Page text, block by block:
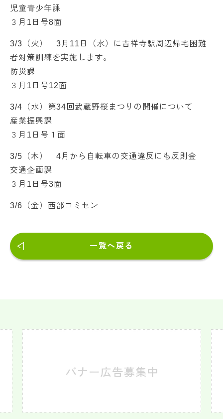
児童青少年課
３月1日号8面
3/3（火） 3月11日（水）に吉祥寺駅周辺帰宅困難
者対策訓練を実施します。
防災課
３月1日号12面
3/4（水）第34回武蔵野桜まつりの開催について
産業振興課
３月1日号１面
3/5（木） 4月から自転車の交通違反にも反則金
交通企画課
３月1日号3面
3/6（金）西部コミセン
一覧へ戻る